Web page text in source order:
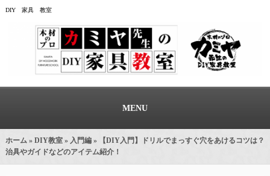
DIY 家具 教室
MENU
ホーム » DIY教室» 入門編» 【DIY入門】ドリルでまっすぐ穴をあけるコツは？
治具やガイドなどのアイテム紹介！